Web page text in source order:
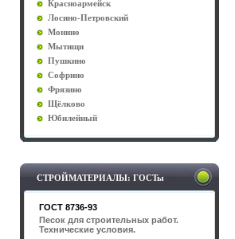
Красноармейск
Лосино-Петровский
Монино
Мытищи
Пушкино
Софрино
Фрязино
Щёлково
Юбилейный
СТРОЙМАТЕРИАЛЫ: ГОСТы
ГОСТ 8736-93
Песок для строительных работ.
Технические условия.